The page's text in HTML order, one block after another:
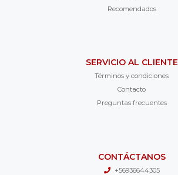
Recomendados
SERVICIO AL CLIENTE
Términos y condiciones
Contacto
Preguntas frecuentes
CONTÁCTANOS
+56936644305